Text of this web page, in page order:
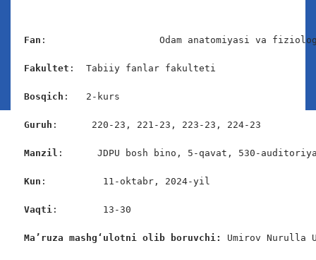
Fan :                    Odam anatomiyasi va
Fakultet :  Tabiiy fanlar fakulteti
Bosqich :   2-kurs
Guruh :      220-23, 221-23, 223-23, 224-23
Manzil :      JDPU bosh bino, 5-qavat, 530-
Kun :          11-oktabr, 2024-yil
Vaqti:        13-30
Ma’ruza mashg‘ulotni olib boruvchi: Umirov Nurulla